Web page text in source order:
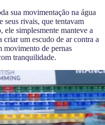
sua movimentação na água
seus rivais, que tentavam
simplesmente manteve a
criar um escudo de ar contra a
movimento de pernas
tranquilidade.